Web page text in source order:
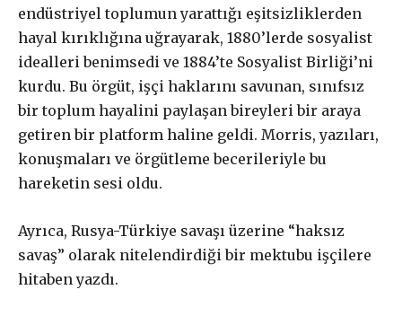
Paketler arasında fark yoktur. Bütçenize uygun paketi
seçebilirsiniz.
Abonelik süresi ne kadar?
Abone paketleri arasında fark var
mı?
£50 / yıllık ABONE OL
endüstriyel toplumun yarattığı eşitsizliklerden
hayal kırıklığına uğrayarak, 1880’lerde sosyalist
idealleri benimsedi ve 1884’te Sosyalist Birliği’ni
kurdu. Bu örgüt, işçi haklarını savunan, sınıfsız
bir toplum hayalini paylaşan bireyleri bir araya
getiren bir platform haline geldi. Morris, yazıları,
konuşmaları ve örgütleme becerileriyle bu
hareketin sesi oldu.
Ayrıca, Rusya-Türkiye savaşı üzerine “haksız
savaş” olarak nitelendirdiği bir mektubu işçilere
hitaben yazdı.